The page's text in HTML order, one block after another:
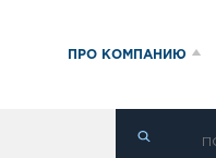
ПРО КОМПАНИЮ